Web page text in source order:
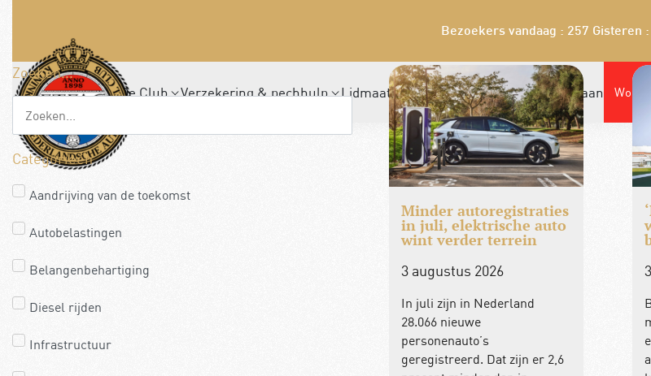
Bezoekers vandaag : 257 Gisteren
De Club Verzekering & pechhulp Lidmaatschap Winkel Leden bieden aan Word
Zoeken...
Categorieën
Aandrijving van de toekomst
Autobelastingen
Belangenbehartiging
Diesel rijden
Infrastructuur
Minder autoregistraties
in juli, elektrische auto
wint verder terrein
3 augustus 2026
In juli zijn in Nederland
28.066 nieuwe
personenauto’s
geregistreerd. Dat zijn er 2,6